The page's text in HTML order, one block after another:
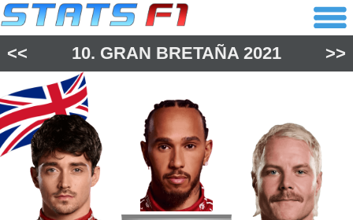
<< 10. GRAN BRETAÑA 2021 >>